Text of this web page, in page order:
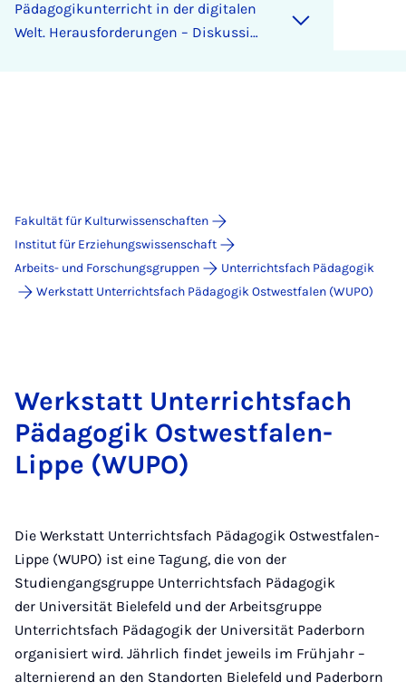
Päd­ago­gik­un­ter­richt in der di­gi­ta­len
Welt. Her­aus­for­de­run­gen – Dis­kus­si­o­
Fakultät für Kulturwissenschaften
Institut für Erziehungswissenschaft
Arbeits- und Forschungsgruppen
Unterrichtsfach Pädagogik
Werkstatt Unterrichtsfach Pädagogik Ostwestfalen (WUPO)
Werkstatt Unterrichtsfach
Pädagogik Ostwestfalen-
Lippe (WUPO)
Die Werkstatt Unterrichtsfach Pädagogik Ostwestfalen-
Lippe (WUPO) ist eine Tagung, die von der
Studiengangsgruppe Unterrichtsfach Pädagogik
der Universität Bielefeld und der Arbeitsgruppe
Unterrichtsfach Pädagogik der Universität Paderborn
organisiert wird. Jährlich findet jeweils im Frühjahr –
alternierend an den Standorten Bielefeld und Paderborn